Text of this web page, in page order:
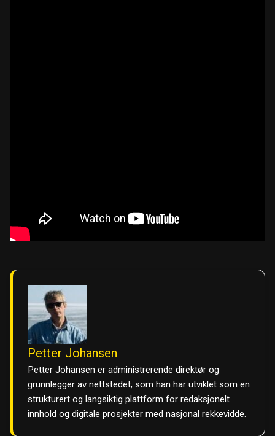
Petter Johansen
Petter Johansen er administrerende direktør og
grunnlegger av nettstedet, som han har utviklet som en
strukturert og langsiktig plattform for redaksjonelt
innhold og digitale prosjekter med nasjonal rekkevidde.